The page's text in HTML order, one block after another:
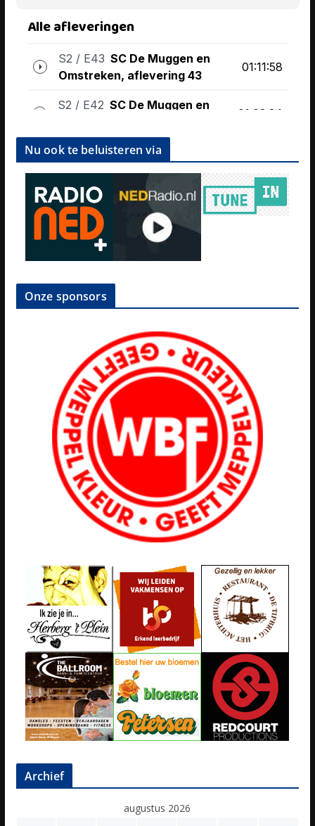
Nu ook te beluisteren via
Onze sponsors
Archief
augustus 2026